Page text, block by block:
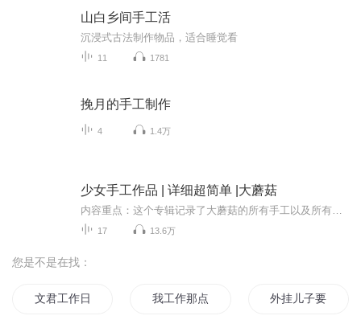
山白乡间手工活
沉浸式古法制作物品，适合睡觉看
11 1781
挽月的手工制作
4 1.4万
少女手工作品 | 详细超简单 |大蘑菇
17 13.6万
您是不是在找：
文君工作日志 我工作那点事儿 外挂儿子要打工